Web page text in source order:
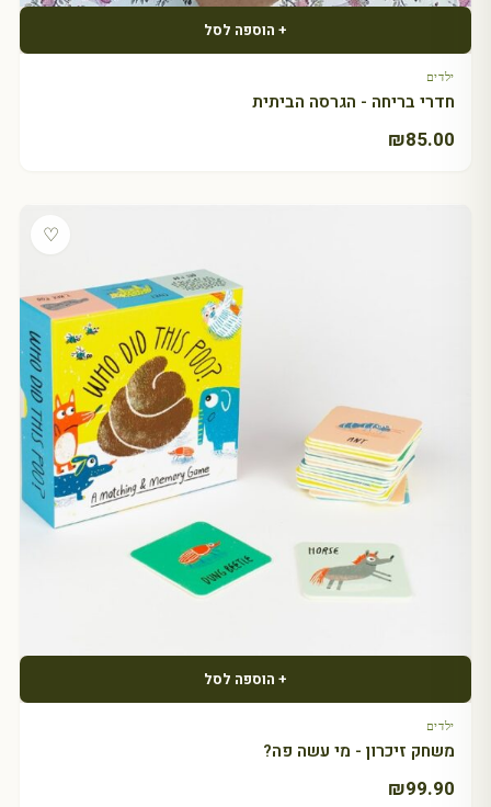
+ הוספה לסל
ילדים
חדרי בריחה - הגרסה הביתית
₪85.00
♡
+ הוספה לסל
ילדים
משחק זיכרון - מי עשה פה?
₪99.90